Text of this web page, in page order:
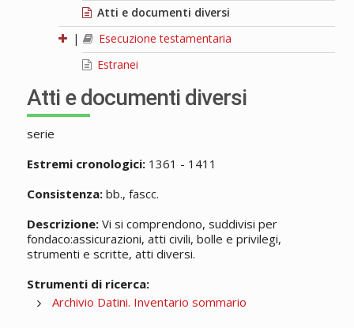
Atti e documenti diversi
|
Esecuzione testamentaria
Estranei
Atti e documenti diversi
serie
Estremi cronologici:1361 - 1411
Consistenza:bb., fascc.
Descrizione:Vi si comprendono, suddivisi per
fondaco:assicurazioni, atti civili, bolle e privilegi,
strumenti e scritte, atti diversi.
Strumenti di ricerca:
Archivio Datini. Inventario sommario